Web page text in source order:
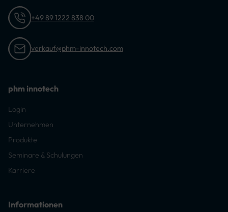
+49 89 1222 838 00
verkauf@phm-innotech.com
phm innotech
Login
Unternehmen
Produkte
Seminare & Schulungen
Karriere
Informationen